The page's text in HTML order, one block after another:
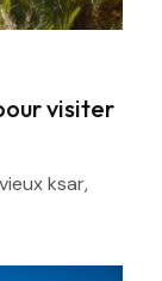
visiter
ksar,